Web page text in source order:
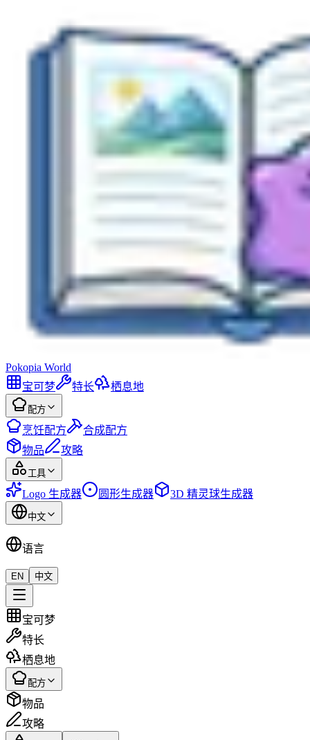
Pokopia World
宝可梦
特长 栖息地
配方
烹饪配方
合成配方
物品
攻略
工具
Logo 生成器 圆形生成器 3D 精灵球生成器
中文
语言
EN 中文
宝可梦
特长
栖息地
配方
物品
攻略